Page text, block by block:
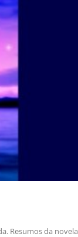
Resumos da novela